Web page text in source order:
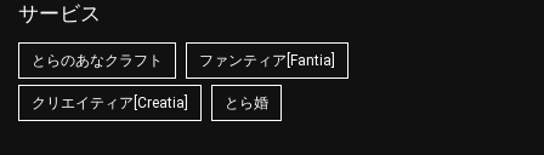
サービス
とらのあなクラフト ファンティア[Fantia]
クリエイティア[Creatia] とら婚